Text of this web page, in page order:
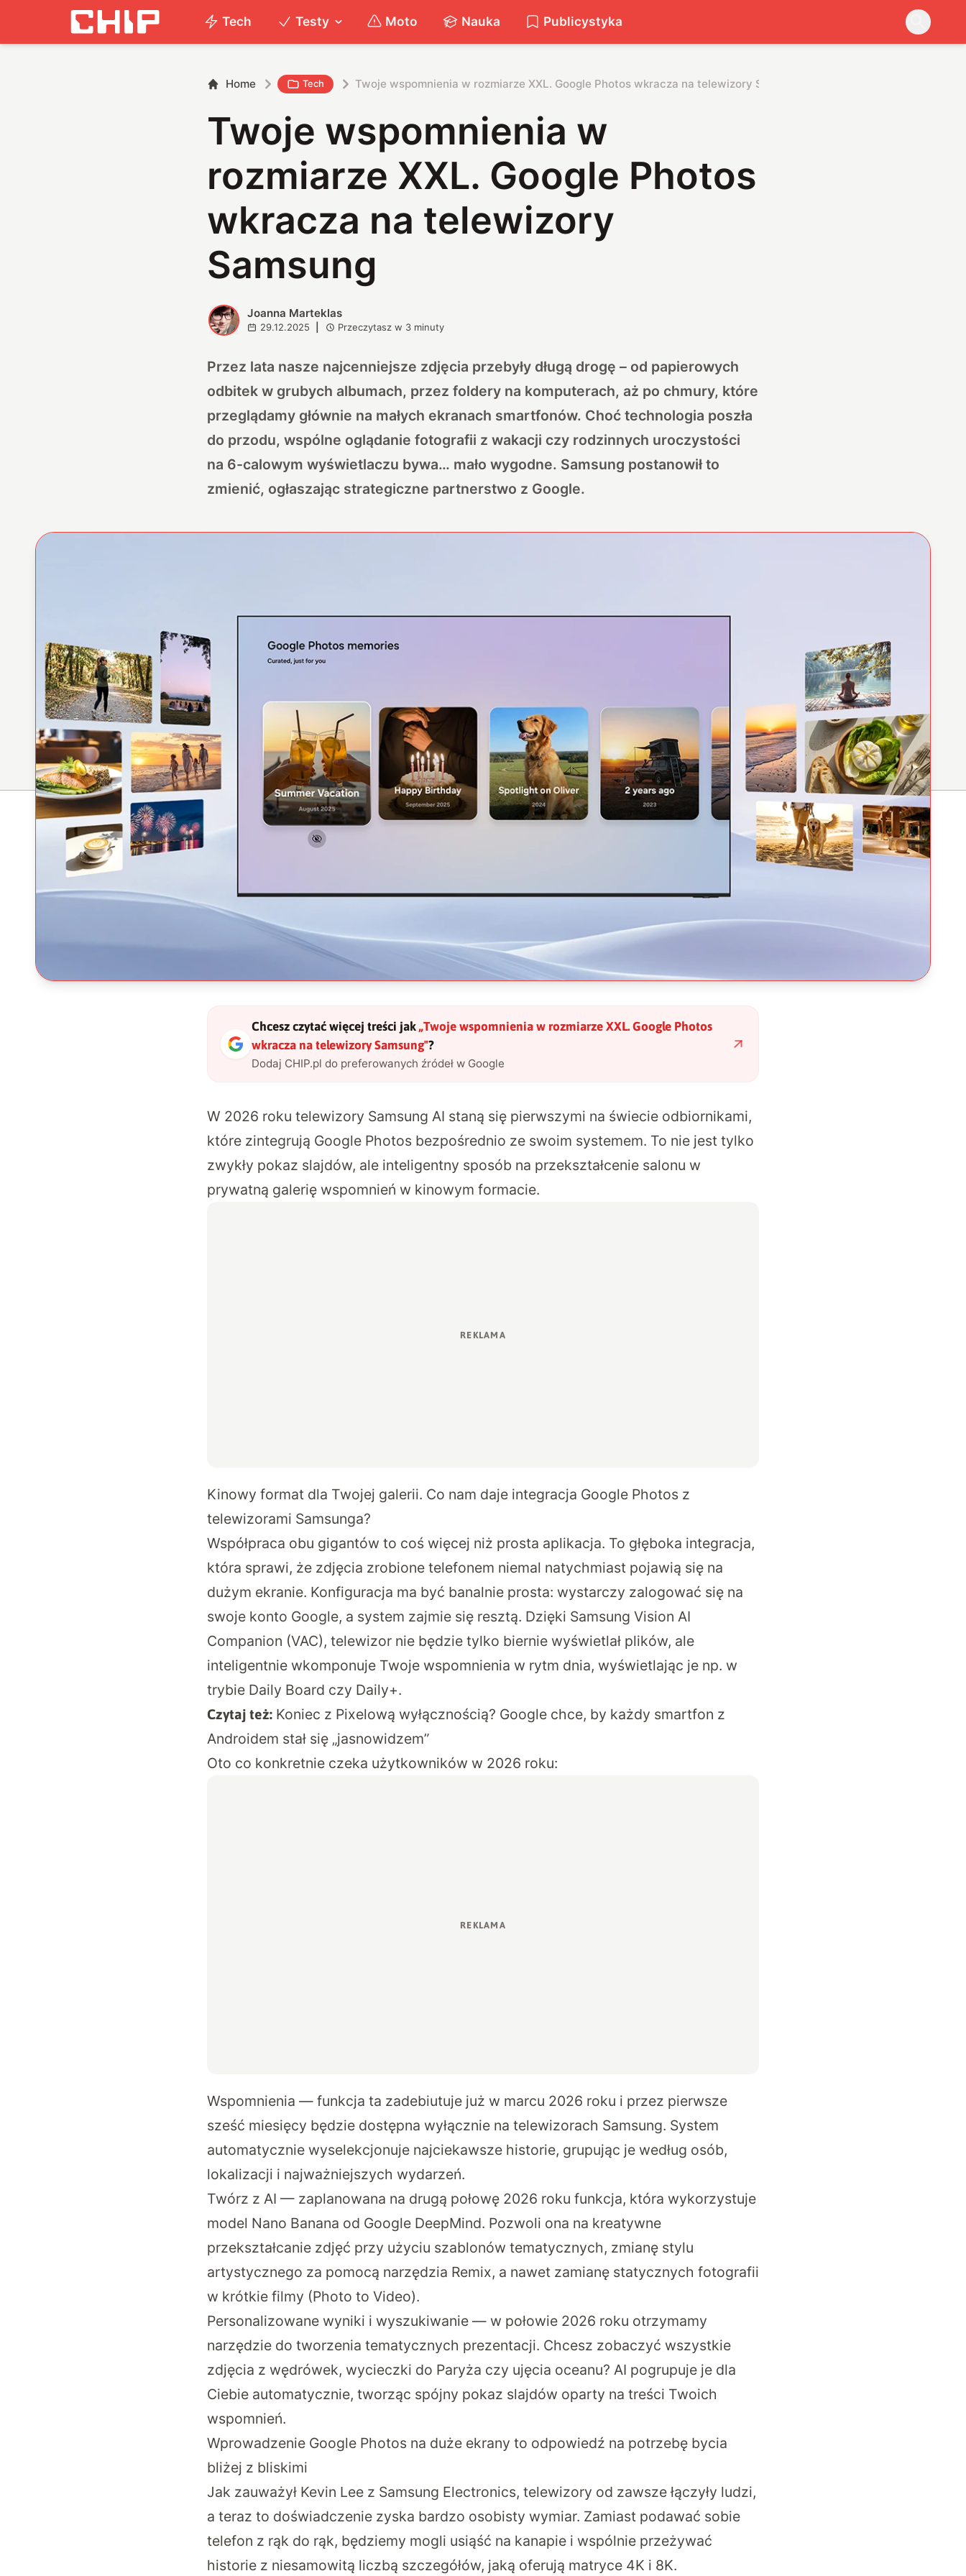
Tech Testy Moto Nauka Publicystyka
Home Tech Twoje wspomnienia w rozmiarze XXL. Google Photos wkracza na telewizory Samsung
Twoje wspomnienia w
rozmiarze XXL. Google Photos
wkracza na telewizory
Samsung
J Joanna Marteklas
29.12.2025 Przeczytasz w 3 minuty
Przez lata nasze najcenniejsze zdjęcia przebyły długą drogę – od papierowych
odbitek w grubych albumach, przez foldery na komputerach, aż po chmury, które
przeglądamy głównie na małych ekranach smartfonów. Choć technologia poszła
do przodu, wspólne oglądanie fotografii z wakacji czy rodzinnych uroczystości
na 6-calowym wyświetlaczu bywa… mało wygodne. Samsung postanowił to
zmienić, ogłaszając strategiczne partnerstwo z Google.
Chcesz czytać więcej treści jak „Twoje wspomnienia w rozmiarze XXL. Google Photos
wkracza na telewizory Samsung"?
Dodaj CHIP.pl do preferowanych źródeł w Google
W 2026 roku telewizory Samsung AI staną się pierwszymi na świecie odbiornikami,
które zintegrują Google Photos bezpośrednio ze swoim systemem. To nie jest tylko
zwykły pokaz slajdów, ale inteligentny sposób na przekształcenie salonu w
prywatną galerię wspomnień w kinowym formacie.
Kinowy format dla Twojej galerii. Co nam daje integracja Google Photos z
telewizorami Samsunga?
Współpraca obu gigantów to coś więcej niż prosta aplikacja. To głęboka integracja,
która sprawi, że zdjęcia zrobione telefonem niemal natychmiast pojawią się na
dużym ekranie. Konfiguracja ma być banalnie prosta: wystarczy zalogować się na
swoje konto Google, a system zajmie się resztą. Dzięki Samsung Vision AI
Companion (VAC), telewizor nie będzie tylko biernie wyświetlał plików, ale
inteligentnie wkomponuje Twoje wspomnienia w rytm dnia, wyświetlając je np. w
trybie Daily Board czy Daily+.
Czytaj też: Koniec z Pixelową wyłącznością? Google chce, by każdy smartfon z
Androidem stał się „jasnowidzem”
Oto co konkretnie czeka użytkowników w 2026 roku:
Wspomnienia — funkcja ta zadebiutuje już w marcu 2026 roku i przez pierwsze
sześć miesięcy będzie dostępna wyłącznie na telewizorach Samsung. System
automatycznie wyselekcjonuje najciekawsze historie, grupując je według osób,
lokalizacji i najważniejszych wydarzeń.
Twórz z AI — zaplanowana na drugą połowę 2026 roku funkcja, która wykorzystuje
model Nano Banana od Google DeepMind. Pozwoli ona na kreatywne
przekształcanie zdjęć przy użyciu szablonów tematycznych, zmianę stylu
artystycznego za pomocą narzędzia Remix, a nawet zamianę statycznych fotografii
w krótkie filmy (Photo to Video).
Personalizowane wyniki i wyszukiwanie — w połowie 2026 roku otrzymamy
narzędzie do tworzenia tematycznych prezentacji. Chcesz zobaczyć wszystkie
zdjęcia z wędrówek, wycieczki do Paryża czy ujęcia oceanu? AI pogrupuje je dla
Ciebie automatycznie, tworząc spójny pokaz slajdów oparty na treści Twoich
wspomnień.
Wprowadzenie Google Photos na duże ekrany to odpowiedź na potrzebę bycia
bliżej z bliskimi
Jak zauważył Kevin Lee z Samsung Electronics, telewizory od zawsze łączyły ludzi,
a teraz to doświadczenie zyska bardzo osobisty wymiar. Zamiast podawać sobie
telefon z rąk do rąk, będziemy mogli usiąść na kanapie i wspólnie przeżywać
historie z niesamowitą liczbą szczegółów, jaką oferują matryce 4K i 8K.